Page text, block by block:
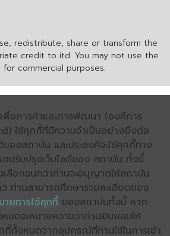
redistribute, share or transform the
credit to itd. You may not use the
for commercial purposes.
เพื่อการค้าและการพัฒนา (องค์การ
ใช้คุกกี้ที่มีความจำเป็นอย่างยิ่งต่อ
ของสถาบัน และประสงค์จะใช้คุกกี้ทาง
ถปรับปรุงเว็บไซต์ของ สถาบัน ทั้งนี้
เลือกจนกว่าท่านจะอนุญาตให้สถาบัน
ท่านสามารถศึกษารายละเอียดของ
ายการใช้คุกกี้ ของสถาบันทั้งนี้ หาก
ดจะหมายความว่าท่านยินยอมให้
กี้ทั้งหมดจากอุปกรณ์ที่ท่านใช้ในการเข้า